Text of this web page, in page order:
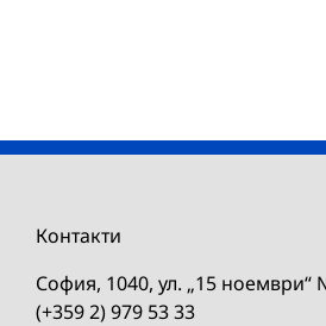
Контакти
София, 1040, ул. „15 ноември“
(+359 2) 979 53 33